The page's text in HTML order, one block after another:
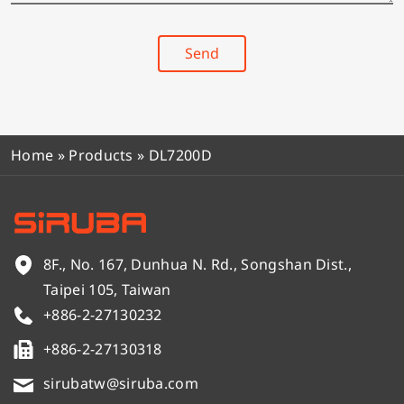
t
e
Send
Home » Products » DL7200D
8F., No. 167, Dunhua N. Rd., Songshan Dist.,
Taipei 105, Taiwan
+886-2-27130232
+886-2-27130318
sirubatw@siruba.com